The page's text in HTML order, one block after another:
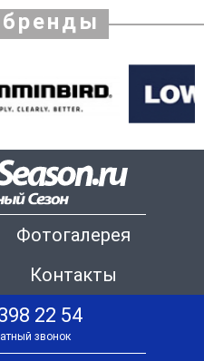
Фотогалерея
Контакты
22 54
звонок